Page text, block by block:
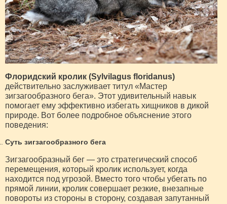
Флоридский кролик (Sylvilagus floridanus)
действительно заслуживает титул «Мастер
зигзагообразного бега». Этот удивительный навык
помогает ему эффективно избегать хищников в дикой
природе. Вот более подробное объяснение этого
поведения:
Суть зигзагообразного бега
Зигзагообразный бег — это стратегический способ
перемещения, который кролик использует, когда
находится под угрозой. Вместо того чтобы убегать по
прямой линии, кролик совершает резкие, внезапные
повороты из стороны в сторону, создавая запутанный